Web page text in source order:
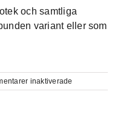
och samtliga
variant eller som
inaktiverade
Ordberoende